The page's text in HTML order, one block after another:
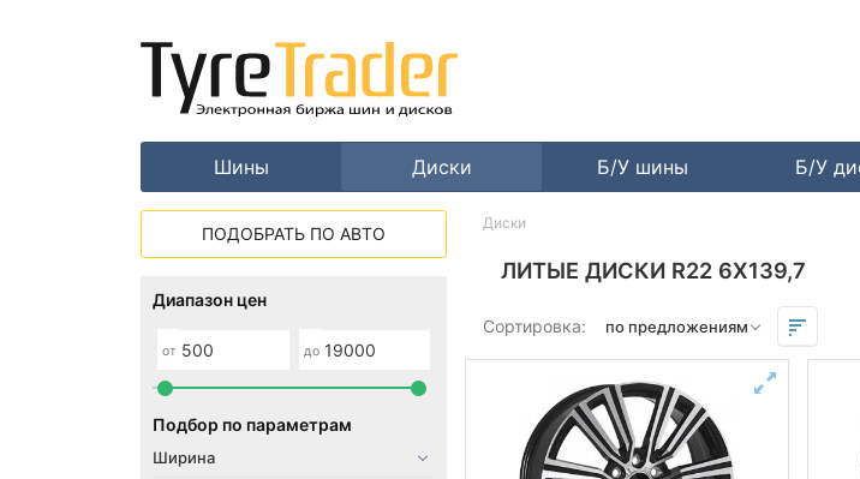
Шины Диски Б/У шины Б/У
ЛИТЫЕ ДИСКИ R22 6X139,7
Сортировка:
Диски
ПОДОБРАТЬ ПО АВТО
Диапазон цен
от до
Подбор по параметрам